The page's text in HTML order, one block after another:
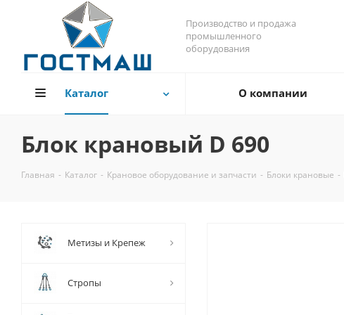
Производство и продажа
промышленного
оборудования
Каталог О компании
Блок крановый D 690
Главная - Каталог - Крановое оборудование и запчасти - Блоки крановые -
Метизы и Крепеж
Стропы